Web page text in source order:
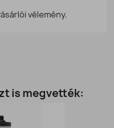
vélemény.
is megvették: